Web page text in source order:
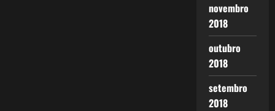
novembro
2018
outubro
2018
setembro
2018